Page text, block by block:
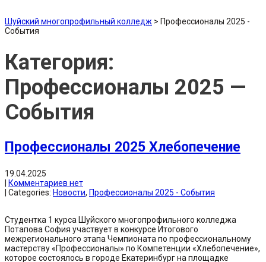
Шуйский многопрофильный колледж > Профессионалы 2025 -
События
Категория:
Профессионалы 2025 —
События
Профессионалы 2025 Хлебопечение
19.04.2025
Комментариев нет
| Categories: Новости, Профессионалы 2025 - События
Студентка 1 курса Шуйского многопрофильного колледжа
Потапова София участвует в конкурсе Итогового
межрегионального этапа Чемпионата по профессиональному
мастерству «Профессионалы» по Компетенции «Хлебопечение»,
которое состоялось в городе Екатеринбург на площадке